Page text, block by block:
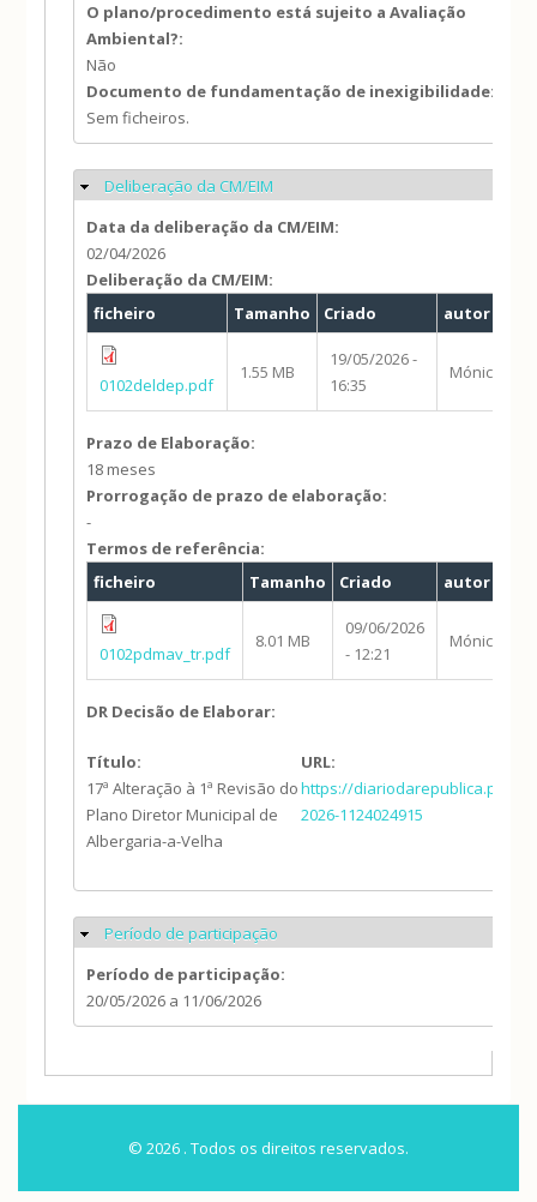
O plano/procedimento está sujeito a Avaliação
Ambiental?:
Não
Documento de fundamentação de inexigibilidade:
Sem ficheiros.
Ocultar
Deliberação da CM/EIM
Data da deliberação da CM/EIM:
02/04/2026
Deliberação da CM/EIM:
ficheiro
Tamanho Criado autor
0102deldep.pdf
1.55 MB
19/05/2026 -
16:35
Mónica
Prazo de Elaboração:
18 meses
Prorrogação de prazo de elaboração:
-
Termos de referência:
ficheiro
Tamanho Criado autor
0102pdmav_tr.pdf
8.01 MB
09/06/2026
- 12:21
Mónica
DR Decisão de Elaborar:
Título:
17ª Alteração à 1ª Revisão do
Plano Diretor Municipal de
Albergaria-a-Velha
URL:
https://diariodarepublica.pt/dr/
2026-1124024915
Ocultar
Período de participação
Período de participação:
20/05/2026 a 11/06/2026
© 2026 . Todos os direitos reservados.